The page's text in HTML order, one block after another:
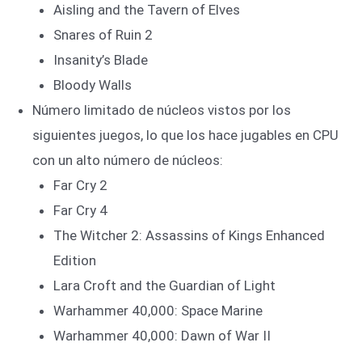
Aisling and the Tavern of Elves
Snares of Ruin 2
Insanity’s Blade
Bloody Walls
Número limitado de núcleos vistos por los
siguientes juegos, lo que los hace jugables en CPU
con un alto número de núcleos:
Far Cry 2
Far Cry 4
The Witcher 2: Assassins of Kings Enhanced
Edition
Lara Croft and the Guardian of Light
Warhammer 40,000: Space Marine
Warhammer 40,000: Dawn of War II